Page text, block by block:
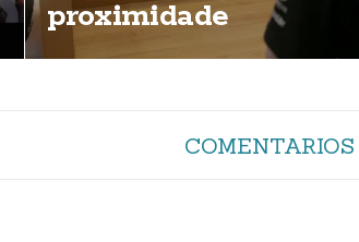
proximidade
COMENTARIOS